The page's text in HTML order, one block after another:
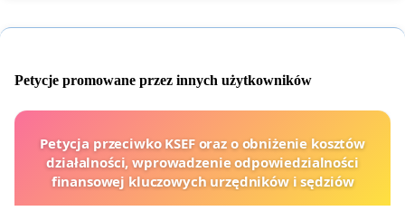
Petycje promowane przez innych użytkowników
Petycja przeciwko KSEF oraz o obniżenie kosztów
działalności, wprowadzenie odpowiedzialności
finansowej kluczowych urzędników i sędziów